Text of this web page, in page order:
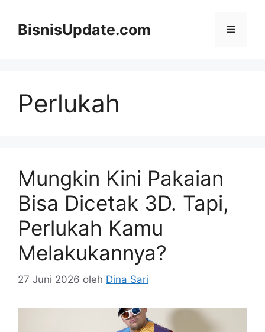
BisnisUpdate.com Menu
Perlukah
Mungkin Kini Pakaian
Bisa Dicetak 3D. Tapi,
Perlukah Kamu
Melakukannya?
27 Juni 2026 oleh Dina Sari